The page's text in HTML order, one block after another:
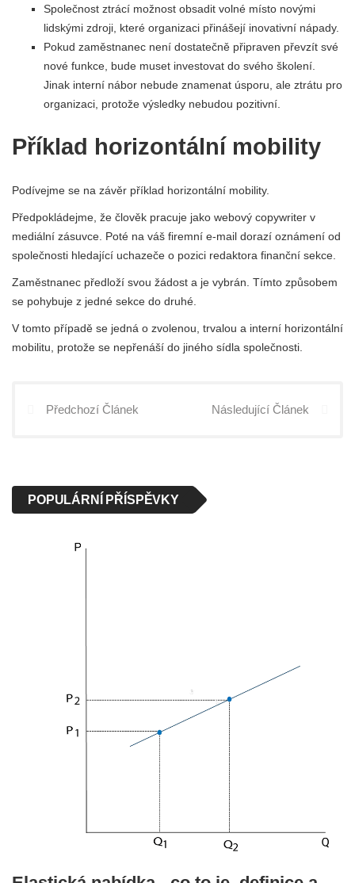
Společnost ztrácí možnost obsadit volné místo novými
lidskými zdroji, které organizaci přinášejí inovativní nápady.
Pokud zaměstnanec není dostatečně připraven převzít své
nové funkce, bude muset investovat do svého školení.
Jinak interní nábor nebude znamenat úsporu, ale ztrátu pro
organizaci, protože výsledky nebudou pozitivní.
Příklad horizontální mobility
Podívejme se na závěr příklad horizontální mobility.
Předpokládejme, že člověk pracuje jako webový copywriter v
mediální zásuvce. Poté na váš firemní e-mail dorazí oznámení od
společnosti hledající uchazeče o pozici redaktora finanční sekce.
Zaměstnanec předloží svou žádost a je vybrán. Tímto způsobem
se pohybuje z jedné sekce do druhé.
V tomto případě se jedná o zvolenou, trvalou a interní horizontální
mobilitu, protože se nepřenáší do jiného sídla společnosti.
Předchozí Článek Následující Článek
POPULÁRNÍ PŘÍSPĚVKY